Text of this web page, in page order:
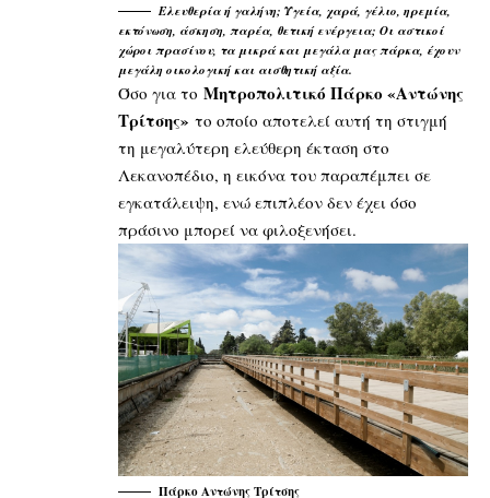
Ελευθερία ή γαλήνη; Υγεία, χαρά, γέλιο, ηρεμία,
εκτόνωση, άσκηση, παρέα, θετική ενέργεια; Οι αστικοί
χώροι πρασίνου, τα μικρά και μεγάλα μας πάρκα, έχουν
μεγάλη οικολογική και αισθητική αξία.
Όσο για το Μητροπολιτικό Πάρκο «Αντώνης
Τρίτσης» το οποίο αποτελεί αυτή τη στιγμή
τη μεγαλύτερη ελεύθερη έκταση στο
Λεκανοπέδιο, η εικόνα του παραπέμπει σε
εγκατάλειψη, ενώ επιπλέον δεν έχει όσο
πράσινο μπορεί να φιλοξενήσει.
Πάρκο Αντώνης Τρίτσης